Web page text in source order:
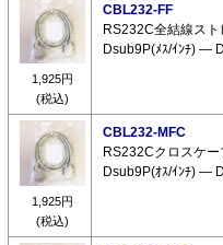
1,925円
(税込)
CBL232-FF
RS232C全結線ス
Dsub9P(ﾒｽ/ｲﾝﾁ) ―
1,925円
(税込)
CBL232-MFC
RS232Cクロスケ
Dsub9P(ｵｽ/ｲﾝﾁ) ―